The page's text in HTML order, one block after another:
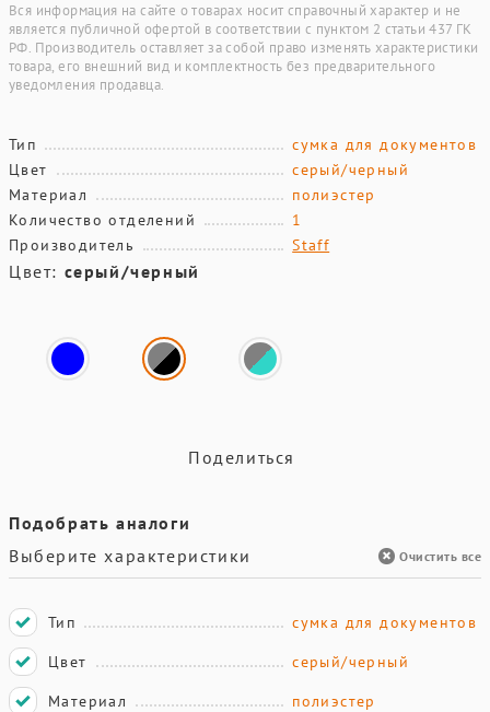
Вся информация на сайте о товарах носит справочный характер и не
является публичной офертой в соответствии с пунктом 2 статьи 437 ГК
РФ. Производитель оставляет за собой право изменять характеристики
товара, его внешний вид и комплектность без предварительного
уведомления продавца.
Тип
сумка для документов
Цвет
серый/черный
Материал
полиэстер
Количество отделений
1
Производитель
Staff
Цвет: серый/черный
Поделиться
Подобрать аналоги
Выберите характеристики
Очистить все
Тип
сумка для документов
Цвет
серый/черный
Материал
полиэстер